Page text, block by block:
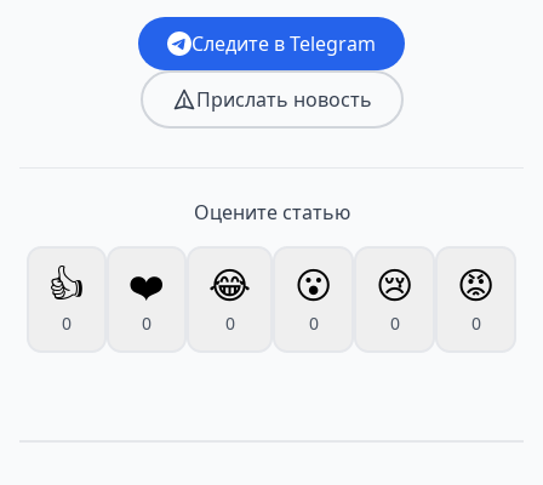
Следите в Telegram
Прислать новость
Оцените статью
👍
0
❤️
0
😂
0
😮
0
😢
0
😡
0